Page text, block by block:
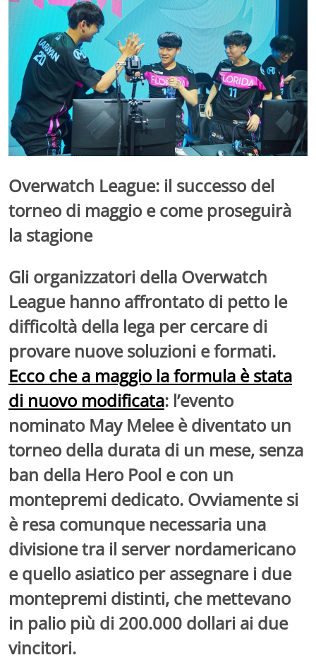
Overwatch League: il successo del
torneo di maggio e come proseguirà
la stagione
Gli organizzatori della Overwatch
League hanno affrontato di petto le
difficoltà della lega per cercare di
provare nuove soluzioni e formati.
Ecco che a maggio la formula è stata
di nuovo modificata: l’evento
nominato May Melee è diventato un
torneo della durata di un mese, senza
ban della Hero Pool e con un
montepremi dedicato. Ovviamente si
è resa comunque necessaria una
divisione tra il server nordamericano
e quello asiatico per assegnare i due
montepremi distinti, che mettevano
in palio più di 200.000 dollari ai due
vincitori.